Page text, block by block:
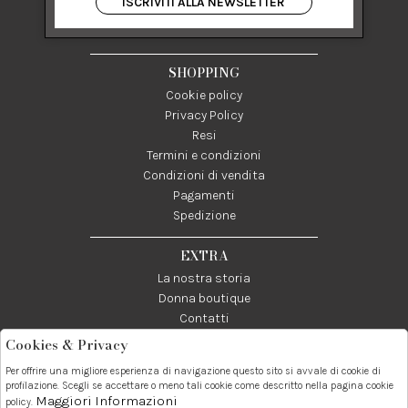
84122 Salerno Italia
P IVA 03024950655
SHOPPING
Cookie policy
Privacy Policy
Resi
Termini e condizioni
Condizioni di vendita
Pagamenti
Spedizione
EXTRA
La nostra storia
Donna boutique
Contatti
Telefono:
089237858
Whatsapp:
3338855601
Contatti:
info@donna1981.it
Cookies & Privacy
Per offrire una migliore esperienza di navigazione questo sito si avvale di cookie di
profilazione. Scegli se accettare o meno tali cookie come descritto nella pagina cookie
policy. Maggiori Informazioni